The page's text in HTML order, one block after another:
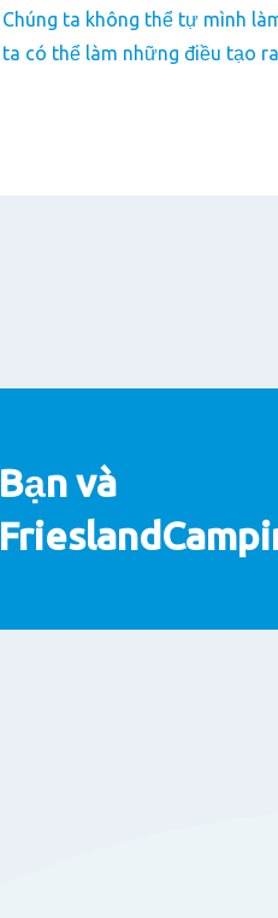
Chúng ta không thể tự mình
ta có thể làm những điều tạo
Bạn và